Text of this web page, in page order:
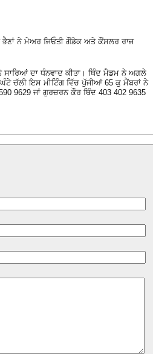
ਨੇ ਮੇਅਰ ਜਿਓਤੀ ਗੌਂਡੇਕ ਅਤੇ ਕੌਂਸਲਰ ਰਾਜ
ਸਾਰਿਆਂ ਦਾ ਧੰਨਵਾਦ ਕੀਤਾ। ਥਿੰਦ ਮੈਡਮ ਨੇ ਅਗਲੇ
ਚੱਲੀ ਇਸ ਮੀਟਿੰਗ ਵਿੱਚ ਪੁੱਜੀਆਂ 65 ਕੁ ਮੈਂਬਰਾਂ ਨੇ
9629 ਜਾਂ ਗੁਰਚਰਨ ਕੌਰ ਥਿੰਦ 403 402 9635